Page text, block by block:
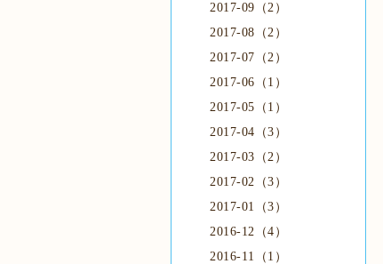
2017-09（2）
2017-08（2）
2017-07（2）
2017-06（1）
2017-05（1）
2017-04（3）
2017-03（2）
2017-02（3）
2017-01（3）
2016-12（4）
2016-11（1）